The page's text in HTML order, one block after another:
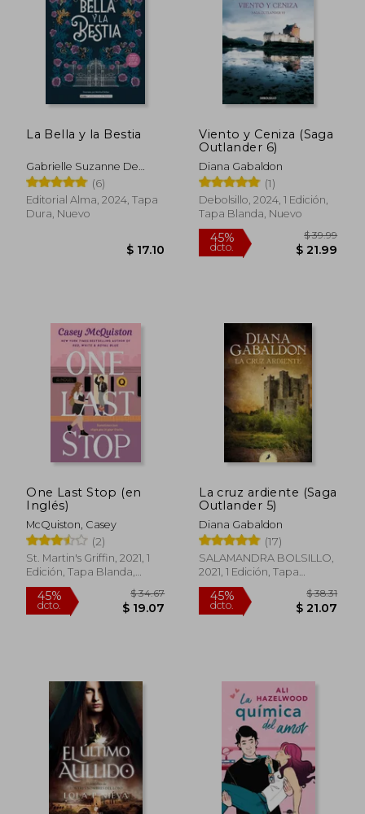
45%
dcto. $ 26.69
45%
dcto.
La Bella y la Bestia
Gabrielle Suzanne De
Vileneuve
(6)
Editorial Alma, 2024, Tapa
Dura, Nuevo
$ 17.10
Viento y Ceniza (Saga
Outlander 6)
Diana Gabaldon
(1)
Debolsillo, 2024, 1 Edición,
Tapa Blanda, Nuevo
45%
dcto. $
One Last Stop (en
Inglés)
McQuiston, Casey
(2)
St. Martin's Griffin, 2021, 1
Edición, Tapa Blanda,
Nuevo
La cruz ardiente (Saga
Outlander 5)
Diana Gabaldon
(17)
SALAMANDRA BOLSILLO,
2021, 1 Edición, Tapa
Blanda, Nuevo